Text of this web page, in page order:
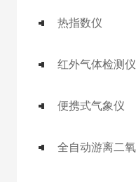
热指数仪
红外气体检测仪
便携式气象仪